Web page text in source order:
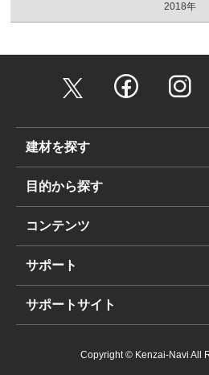
2018年
建材を探す
目的から探す
コンテンツ
サポート
サポートサイト
Copyright © Kenzai-Navi All